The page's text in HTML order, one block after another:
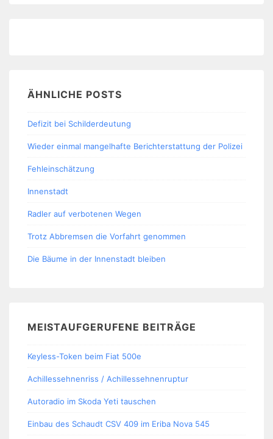
ÄHNLICHE POSTS
Defizit bei Schilderdeutung
Wieder einmal mangelhafte Berichterstattung der Polizei
Fehleinschätzung
Innenstadt
Radler auf verbotenen Wegen
Trotz Abbremsen die Vorfahrt genommen
Die Bäume in der Innenstadt bleiben
MEISTAUFGERUFENE BEITRÄGE
Keyless-Token beim Fiat 500e
Achillessehnenriss / Achillessehnenruptur
Autoradio im Skoda Yeti tauschen
Einbau des Schaudt CSV 409 im Eriba Nova 545